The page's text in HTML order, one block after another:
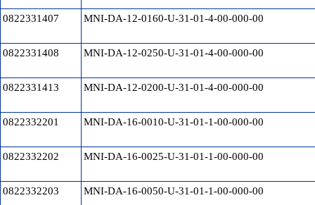
0822331407 MNI-DA-12-0160-U-31-01-4-00-000-00
0822331408 MNI-DA-12-0250-U-31-01-4-00-000-00
0822331413 MNI-DA-12-0200-U-31-01-4-00-000-00
0822332201 MNI-DA-16-0010-U-31-01-1-00-000-00
0822332202 MNI-DA-16-0025-U-31-01-1-00-000-00
0822332203 MNI-DA-16-0050-U-31-01-1-00-000-00